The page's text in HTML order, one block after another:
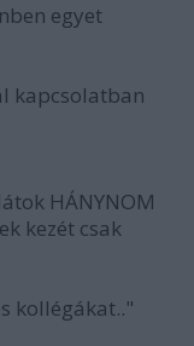
egyet
kapcsolatban
HÁNYNOM
kezét csak
kollégákat.."